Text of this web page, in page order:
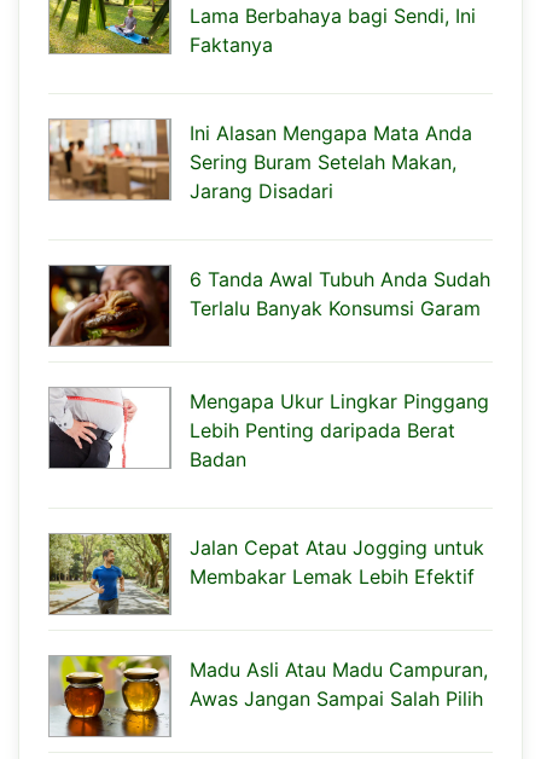
Lama Berbahaya bagi Sendi, Ini
Faktanya
Ini Alasan Mengapa Mata Anda
Sering Buram Setelah Makan,
Jarang Disadari
6 Tanda Awal Tubuh Anda Sudah
Terlalu Banyak Konsumsi Garam
Mengapa Ukur Lingkar Pinggang
Lebih Penting daripada Berat
Badan
Jalan Cepat Atau Jogging untuk
Membakar Lemak Lebih Efektif
Madu Asli Atau Madu Campuran,
Awas Jangan Sampai Salah Pilih